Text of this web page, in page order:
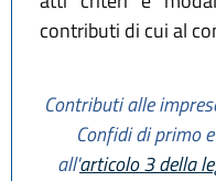
contributi di cui al
Contributi alle
Confidi di primo
all'articolo 3 della